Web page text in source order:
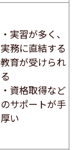
・実習が多く、
実務に直結する
教育が受けられ
る
・資格取得など
のサポートが手
厚い